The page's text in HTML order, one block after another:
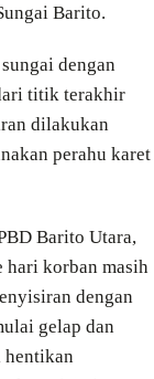
Barito.
dengan
titik terakhir
dilakukan
perahu karet
Barito Utara,
hari korban masih
dengan
gelap dan
hentikan